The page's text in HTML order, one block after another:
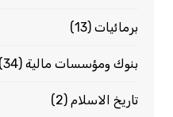
برمائيات(13)
بنوك ومؤسسات مالية(34)
تاريخ الاسلام(2)